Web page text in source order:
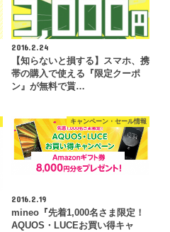
2016.2.24
【知らないと損する】スマホ、携
帯の購入で使える『限定クーポ
ン』が無料で貰…
キャンペーン・セール情報
2016.2.19
mineo『先着1,000名さま限定！
AQUOS・LUCEお買い得キャ